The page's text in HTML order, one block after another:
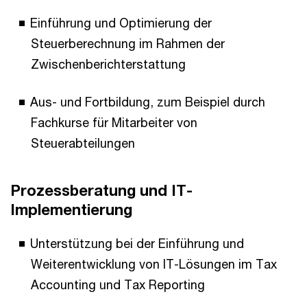
Einführung und Optimierung der
Steuerberechnung im Rahmen der
Zwischenberichterstattung
Aus- und Fortbildung, zum Beispiel durch
Fachkurse für Mitarbeiter von
Steuerabteilungen
Prozessberatung und IT-
Implementierung
Unterstützung bei der Einführung und
Weiterentwicklung von IT-Lösungen im Tax
Accounting und Tax Reporting